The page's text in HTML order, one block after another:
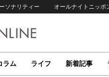
ソナリティー オールナイトニッポ
ラム ライフ 新着記事